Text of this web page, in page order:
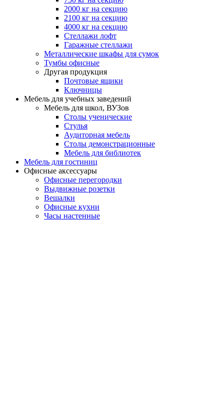
2000 кг на секцию
2100 кг на секцию
4000 кг на секцию
Стеллажи лофт
Гаражные стеллажи
Металлические шкафы для сумок
Тумбы офисные
Другая продукция
Почтовые ящики
Ключницы
Мебель для учебных заведений
Мебель для школ, ВУЗов
Столы ученические
Стулья
Аудиторная мебель
Столы демонстрационные
Мебель для библиотек
Мебель для гостиниц
Офисные аксессуары
Офисные перегородки
Выдвижные розетки
Вешалки
Офисные кухни
Часы настенные